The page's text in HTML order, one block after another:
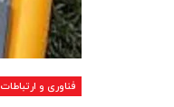
فناوری و ارتباطات